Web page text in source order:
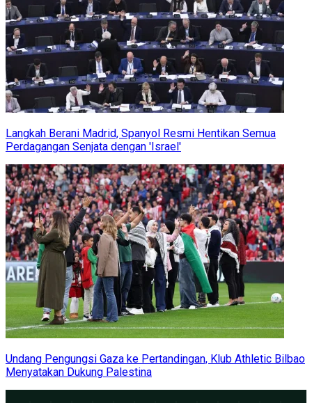
Langkah Berani Madrid, Spanyol Resmi Hentikan Semua
Perdagangan Senjata dengan 'Israel'
Undang Pengungsi Gaza ke Pertandingan, Klub Athletic Bilbao
Menyatakan Dukung Palestina